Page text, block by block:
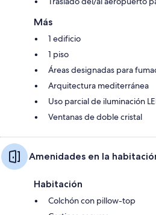
Más
1 edificio
1 piso
Áreas designadas para
Arquitectura mediterránea
Uso parcial de iluminación
Ventanas de doble cristal
Amenidades en la
Habitación
Colchón con pillow-top